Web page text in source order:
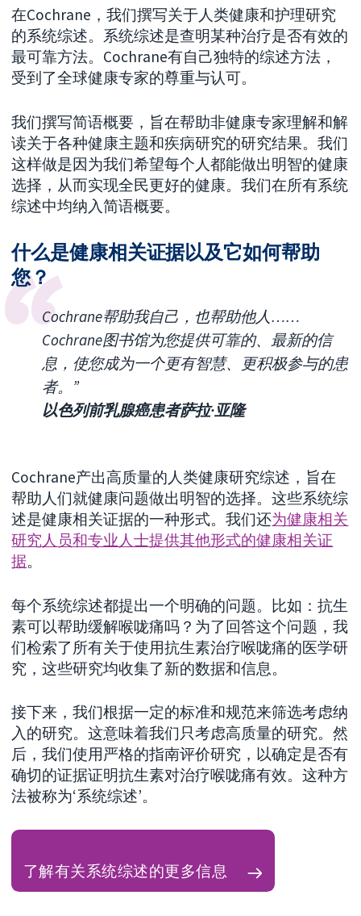
在Cochrane，我们撰写关于人类健康和护理研究
的系统综述。系统综述是查明某种治疗是否有效的
最可靠方法。Cochrane有自己独特的综述方法，
受到了全球健康专家的尊重与认可。
我们撰写简语概要，旨在帮助非健康专家理解和解
读关于各种健康主题和疾病研究的研究结果。我们
这样做是因为我们希望每个人都能做出明智的健康
选择，从而实现全民更好的健康。我们在所有系统
综述中均纳入简语概要。
什么是健康相关证据以及它如何帮助
您？
Cochrane帮助我自己，也帮助他人……
Cochrane图书馆为您提供可靠的、最新的信
息，使您成为一个更有智慧、更积极参与的患
者。”
以色列前乳腺癌患者萨拉·亚隆
Cochrane产出高质量的人类健康研究综述，旨在
帮助人们就健康问题做出明智的选择。这些系统综
述是健康相关证据的一种形式。我们还为健康相关
研究人员和专业人士提供其他形式的健康相关证
据。
每个系统综述都提出一个明确的问题。比如：抗生
素可以帮助缓解喉咙痛吗？为了回答这个问题，我
们检索了所有关于使用抗生素治疗喉咙痛的医学研
究，这些研究均收集了新的数据和信息。
接下来，我们根据一定的标准和规范来筛选考虑纳
入的研究。这意味着我们只考虑高质量的研究。然
后，我们使用严格的指南评价研究，以确定是否有
确切的证据证明抗生素对治疗喉咙痛有效。这种方
法被称为‘系统综述’。
了解有关系统综述的更多信息